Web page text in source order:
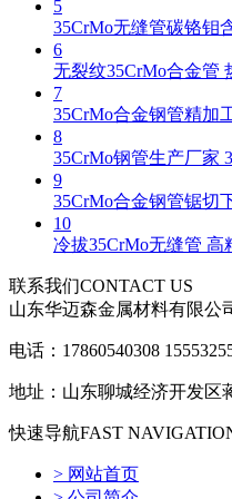
5
35CrMo无缝管碳铬钼
6
无裂纹35CrMo合金管
7
35CrMo合金钢管精加
8
35CrMo钢管生产厂家
9
35CrMo合金钢管锯切
10
冷拔35CrMo无缝管 高
联系我们CONTACT US
山东华迈森金属材料有限公
电话：17860540308
地址：山东聊城经济开发区
快速导航FAST
> 网站首页